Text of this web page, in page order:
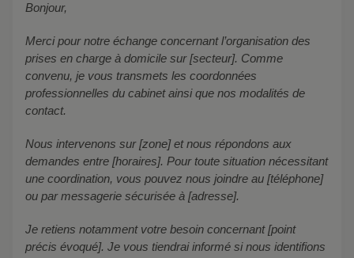
Bonjour,
Merci pour notre échange concernant l’organisation des
prises en charge à domicile sur [secteur]. Comme
convenu, je vous transmets les coordonnées
professionnelles du cabinet ainsi que nos modalités de
contact.
Nous intervenons sur [zone] et nous répondons aux
demandes entre [horaires]. Pour toute situation nécessitant
une coordination, vous pouvez nous joindre au [téléphone]
ou par messagerie sécurisée à [adresse].
Je retiens notamment votre besoin concernant [point
précis évoqué]. Je vous tiendrai informé si nous identifions